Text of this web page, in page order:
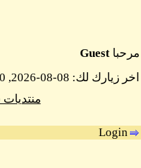
مرحبا Guest
اخر زيارك لك: 08-08-2026, 00:20 AM
منتديات
Login